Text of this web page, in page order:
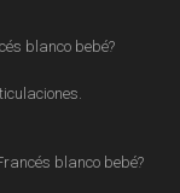
blanco bebé?
blanco bebé?